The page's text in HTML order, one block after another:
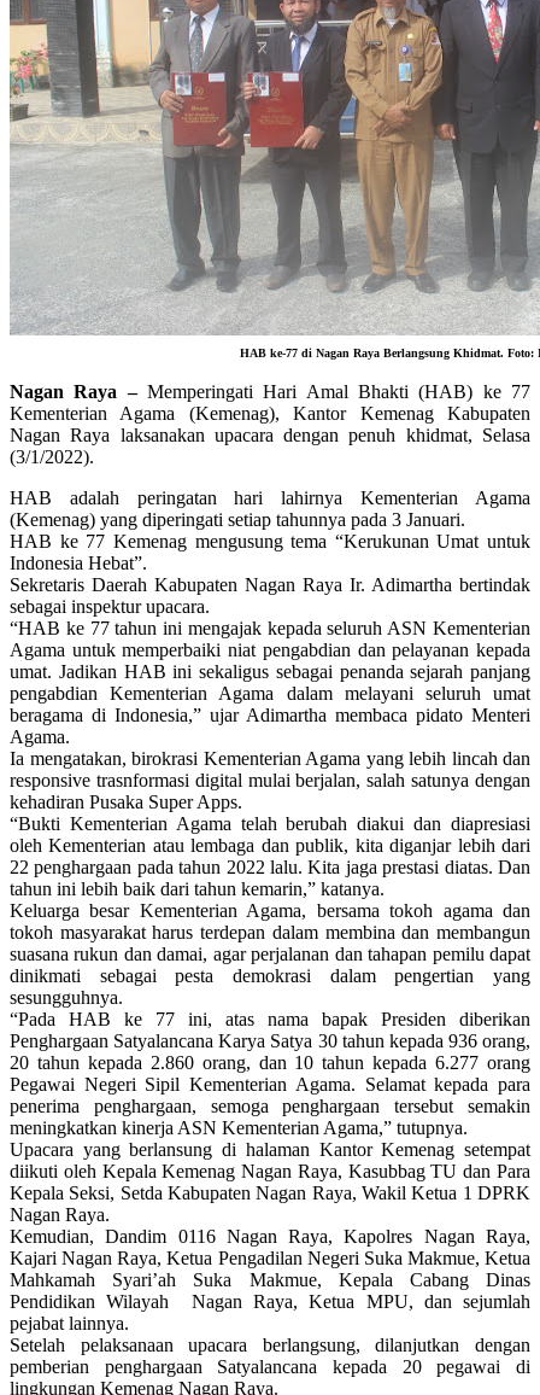
HAB ke-77 di Nagan Raya Berlangsung Khidmat. Foto:
Nagan Raya – Memperingati Hari Amal Bhakti (HAB) ke 77
Kementerian Agama (Kemenag), Kantor Kemenag Kabupaten
Nagan Raya laksanakan upacara dengan penuh khidmat, Selasa
(3/1/2022).
HAB adalah peringatan hari lahirnya Kementerian Agama
(Kemenag) yang diperingati setiap tahunnya pada 3 Januari.
HAB ke 77 Kemenag mengusung tema “Kerukunan Umat untuk
Indonesia Hebat”.
Sekretaris Daerah Kabupaten Nagan Raya Ir. Adimartha bertindak
sebagai inspektur upacara.
“HAB ke 77 tahun ini mengajak kepada seluruh ASN Kementerian
Agama untuk memperbaiki niat pengabdian dan pelayanan kepada
umat. Jadikan HAB ini sekaligus sebagai penanda sejarah panjang
pengabdian Kementerian Agama dalam melayani seluruh umat
beragama di Indonesia,” ujar Adimartha membaca pidato Menteri
Agama.
Ia mengatakan, birokrasi Kementerian Agama yang lebih lincah dan
responsive trasnformasi digital mulai berjalan, salah satunya dengan
kehadiran Pusaka Super Apps.
“Bukti Kementerian Agama telah berubah diakui dan diapresiasi
oleh Kementerian atau lembaga dan publik, kita diganjar lebih dari
22 penghargaan pada tahun 2022 lalu. Kita jaga prestasi diatas. Dan
tahun ini lebih baik dari tahun kemarin,” katanya.
Keluarga besar Kementerian Agama, bersama tokoh agama dan
tokoh masyarakat harus terdepan dalam membina dan membangun
suasana rukun dan damai, agar perjalanan dan tahapan pemilu dapat
dinikmati sebagai pesta demokrasi dalam pengertian yang
sesungguhnya.
“Pada HAB ke 77 ini, atas nama bapak Presiden diberikan
Penghargaan Satyalancana Karya Satya 30 tahun kepada 936 orang,
20 tahun kepada 2.860 orang, dan 10 tahun kepada 6.277 orang
Pegawai Negeri Sipil Kementerian Agama. Selamat kepada para
penerima penghargaan, semoga penghargaan tersebut semakin
meningkatkan kinerja ASN Kementerian Agama,” tutupnya.
Upacara yang berlansung di halaman Kantor Kemenag setempat
diikuti oleh Kepala Kemenag Nagan Raya, Kasubbag TU dan Para
Kepala Seksi, Setda Kabupaten Nagan Raya, Wakil Ketua 1 DPRK
Nagan Raya.
Kemudian, Dandim 0116 Nagan Raya, Kapolres Nagan Raya,
Kajari Nagan Raya, Ketua Pengadilan Negeri Suka Makmue, Ketua
Mahkamah Syari’ah Suka Makmue, Kepala Cabang Dinas
Pendidikan Wilayah Nagan Raya, Ketua MPU, dan sejumlah
pejabat lainnya.
Setelah pelaksanaan upacara berlangsung, dilanjutkan dengan
pemberian penghargaan Satyalancana kepada 20 pegawai di
lingkungan Kemenag Nagan Raya.